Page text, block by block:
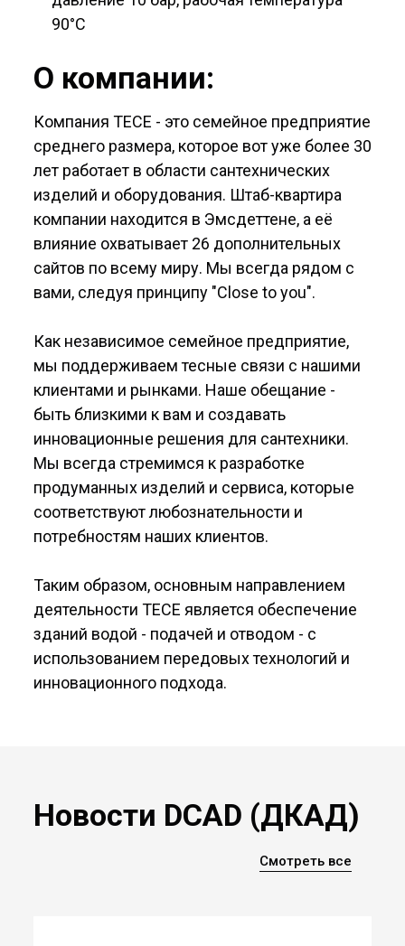
90°С
О компании:
Компания TECE - это семейное предприятие
среднего размера, которое вот уже более 30
лет работает в области сантехнических
изделий и оборудования. Штаб-квартира
компании находится в Эмсдеттене, а её
влияние охватывает 26 дополнительных
сайтов по всему миру. Мы всегда рядом с
вами, следуя принципу "Close to you".
Как независимое семейное предприятие,
мы поддерживаем тесные связи с нашими
клиентами и рынками. Наше обещание -
быть близкими к вам и создавать
инновационные решения для сантехники.
Мы всегда стремимся к разработке
продуманных изделий и сервиса, которые
соответствуют любознательности и
потребностям наших клиентов.
Таким образом, основным направлением
деятельности TECE является обеспечение
зданий водой - подачей и отводом - с
использованием передовых технологий и
инновационного подхода.
Новости DCAD (ДКАД)
Смотреть все